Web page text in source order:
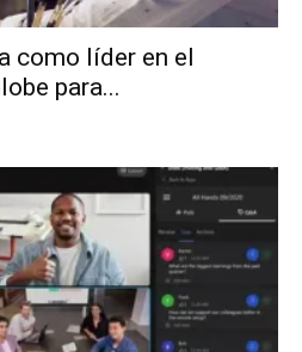
como líder en el
para...